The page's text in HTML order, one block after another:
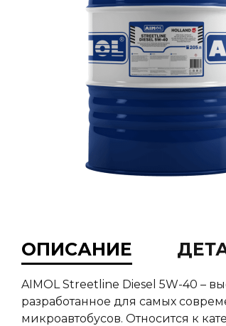
ОПИСАНИЕ
AIMOL Streetline Diesel 5W-40 –
разработанное для самых
микроавтобусов. Относится к